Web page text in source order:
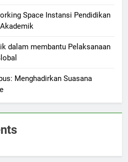
Space Instansi Pendidikan
dalam membantu Pelaksanaan
Menghadirkan Suasana